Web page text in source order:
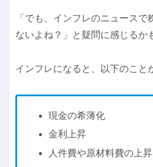
「でも、インフレのニュースで
ないよね？」と疑問に感じるか
インフレになると、以下のこと
現金の希薄化
金利上昇
人件費や原材料費の上昇